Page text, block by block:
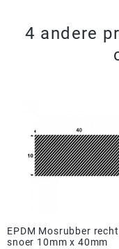
4 andere
EPDM Mosrubber
snoer 10mm x 40mm